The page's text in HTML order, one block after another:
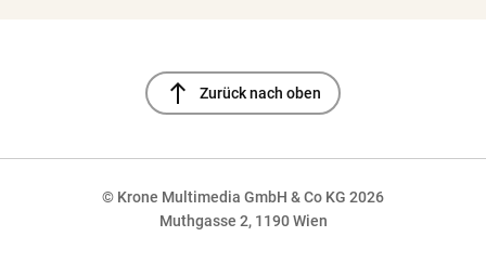
north Zurück nach oben
© Krone Multimedia GmbH & Co KG 2026
Muthgasse 2, 1190 Wien